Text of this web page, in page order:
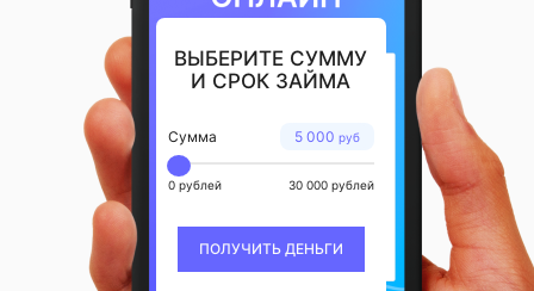
ВЫБЕРИТЕ СУММУ
И СРОК ЗАЙМА
5 000 руб
Сумма
0 рублей 30 000 рублей
ПОЛУЧИТЬ ДЕНЬГИ